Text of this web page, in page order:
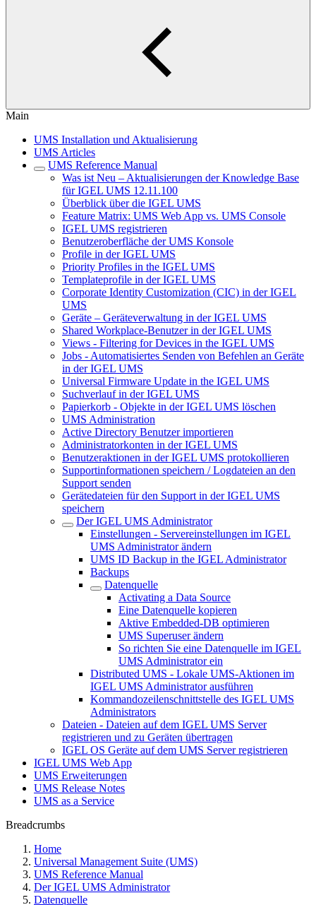
Main
UMS Installation und Aktualisierung
UMS Articles
UMS Reference Manual
Was ist Neu – Aktualisierungen der Knowledge Base
für IGEL UMS 12.11.100
Überblick über die IGEL UMS
Feature Matrix: UMS Web App vs. UMS Console
IGEL UMS registrieren
Benutzeroberfläche der UMS Konsole
Profile in der IGEL UMS
Priority Profiles in the IGEL UMS
Templateprofile in der IGEL UMS
Corporate Identity Customization (CIC) in der IGEL
UMS
Geräte – Geräteverwaltung in der IGEL UMS
Shared Workplace-Benutzer in der IGEL UMS
Views - Filtering for Devices in the IGEL UMS
Jobs - Automatisiertes Senden von Befehlen an Geräte
in der IGEL UMS
Universal Firmware Update in the IGEL UMS
Suchverlauf in der IGEL UMS
Papierkorb - Objekte in der IGEL UMS löschen
UMS Administration
Active Directory Benutzer importieren
Administratorkonten in der IGEL UMS
Benutzeraktionen in der IGEL UMS protokollieren
Supportinformationen speichern / Logdateien an den
Support senden
Gerätedateien für den Support in der IGEL UMS
speichern
Der IGEL UMS Administrator
Einstellungen - Servereinstellungen im IGEL
UMS Administrator ändern
UMS ID Backup in the IGEL Administrator
Backups
Datenquelle
Activating a Data Source
Eine Datenquelle kopieren
Aktive Embedded-DB optimieren
UMS Superuser ändern
So richten Sie eine Datenquelle im IGEL
UMS Administrator ein
Distributed UMS - Lokale UMS-Aktionen im
IGEL UMS Administrator ausführen
Kommandozeilenschnittstelle des IGEL UMS
Administrators
Dateien - Dateien auf dem IGEL UMS Server
registrieren und zu Geräten übertragen
IGEL OS Geräte auf dem UMS Server registrieren
IGEL UMS Web App
UMS Erweiterungen
UMS Release Notes
UMS as a Service
Breadcrumbs
Home
Universal Management Suite (UMS)
UMS Reference Manual
Der IGEL UMS Administrator
Datenquelle